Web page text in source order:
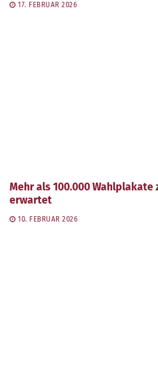
17. FEBRUAR 2026
Mehr als 100.000
erwartet
10. FEBRUAR 2026